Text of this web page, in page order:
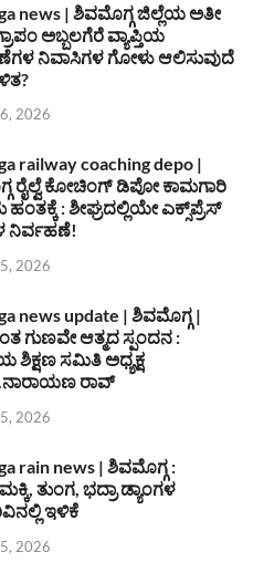
news | ಶಿವಮೊಗ್ಗ ಜಿಲ್ಲೆಯ ಅತೀ
ಅಬ್ಬಲಗೆರೆ ವ್ಯಾಪ್ತಿಯ
ನಿವಾಸಿಗಳ ಗೋಳು ಆಲಿಸುವುದೆ
2026
railway coaching depo |
ರೈಲ್ವೆ ಕೋಚಿಂಗ್ ಡಿಪೋ ಕಾಮಗಾರಿ
: ಶೀಘ್ರದಲ್ಲಿಯೇ ಎಕ್ಸ್‌ಪ್ರೆಸ್
ನಿರ್ವಹಣೆ!
2026
news update | ಶಿವಮೊಗ್ಗ |
ಗುಣವೇ ಆತ್ಮದ ಸ್ಪಂದನ :
ಶಿಕ್ಷಣ ಸಮಿತಿ ಅಧ್ಯಕ್ಷ
ರಾವ್
2026
rain news | ಶಿವಮೊಗ್ಗ :
ತುಂಗ, ಭದ್ರಾ ಡ್ಯಾಂಗಳ
ಇಳಿಕೆ
2026